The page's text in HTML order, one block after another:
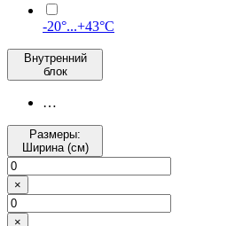
-20°...+43°С
Внутренний
блок
…
Размеры:
Ширина (см)
×
×